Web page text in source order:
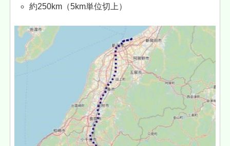
約250km（5km単位切上）